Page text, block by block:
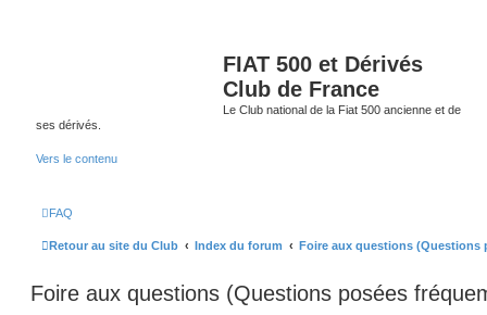
FIAT 500 et Dérivés
Club de France
Le Club national de la Fiat 500 ancienne et de
ses dérivés.
Vers le contenu
FAQ
Retour au site du Club Index du forum Foire aux questions (Questions
Foire aux questions (Questions posées